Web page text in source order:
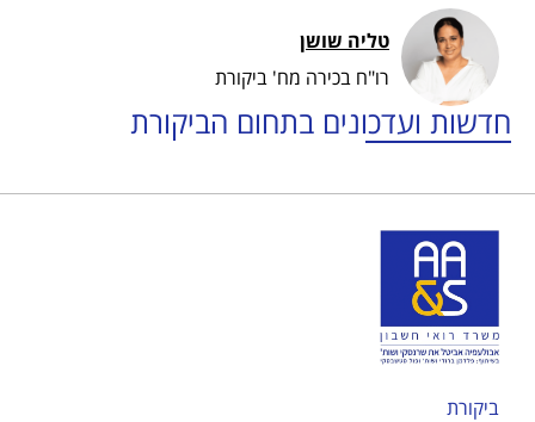
טליה שושן
רו"ח בכירה מח' ביקורת
חדשות ועדכונים בתחום הביקורת
ביקורת